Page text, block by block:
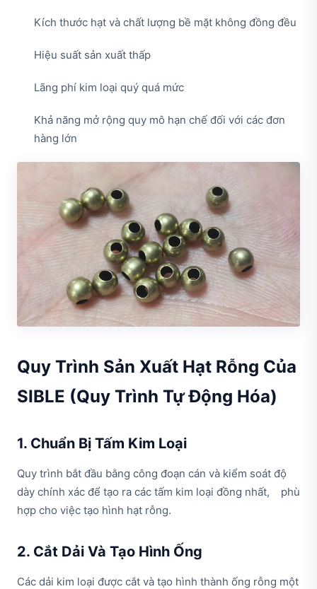
Kích thước hạt và chất lượng bề mặt không đồng đều
Hiệu suất sản xuất thấp
Lãng phí kim loại quý quá mức
Khả năng mở rộng quy mô hạn chế đối với các đơn
hàng lớn
Quy Trình Sản Xuất Hạt Rỗng Của
SIBLE (Quy Trình Tự Động Hóa)
1. Chuẩn Bị Tấm Kim Loại
Quy trình bắt đầu bằng công đoạn cán và kiểm soát độ
dày chính xác để tạo ra các tấm kim loại đồng nhất, phù
hợp cho việc tạo hình hạt rỗng.
2. Cắt Dải Và Tạo Hình Ống
Các dải kim loại được cắt và tạo hình thành ống rỗng một